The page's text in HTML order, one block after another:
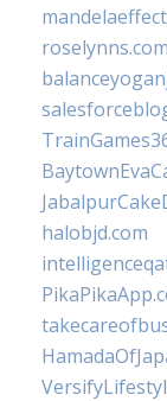
roselynns.com
halobjd.com